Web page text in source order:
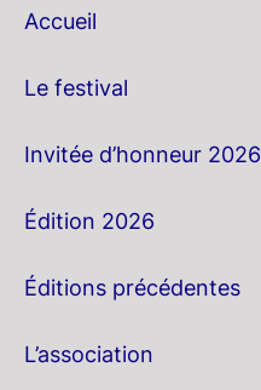
Accueil
Le festival
Invitée d’honneur 2026
Édition 2026
Éditions précédentes
L’association